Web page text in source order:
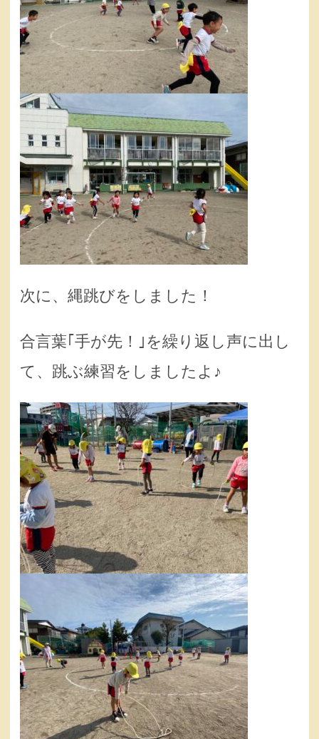
次に、縄跳びをしました！
合言葉｢手が先！｣を繰り返し声に出し
て、跳ぶ練習をしましたよ♪